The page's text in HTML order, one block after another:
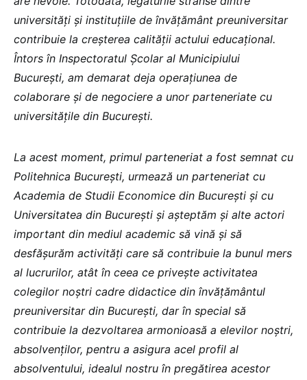
universități și instituțiile de învățământ preuniversitar
contribuie la creșterea calității actului educațional.
Întors în Inspectoratul Școlar al Municipiului
București, am demarat deja operațiunea de
colaborare și de negociere a unor parteneriate cu
universitățile din București.
La acest moment, primul parteneriat a fost semnat cu
Politehnica București, urmează un parteneriat cu
Academia de Studii Economice din București și cu
Universitatea din București și așteptăm și alte actori
important din mediul academic să vină și să
desfășurăm activități care să contribuie la bunul mers
al lucrurilor, atât în ceea ce privește activitatea
colegilor noștri cadre didactice din învățământul
preuniversitar din București, dar în special să
contribuie la dezvoltarea armonioasă a elevilor noștri,
absolvenților, pentru a asigura acel profil al
absolventului, idealul nostru în pregătirea acestor